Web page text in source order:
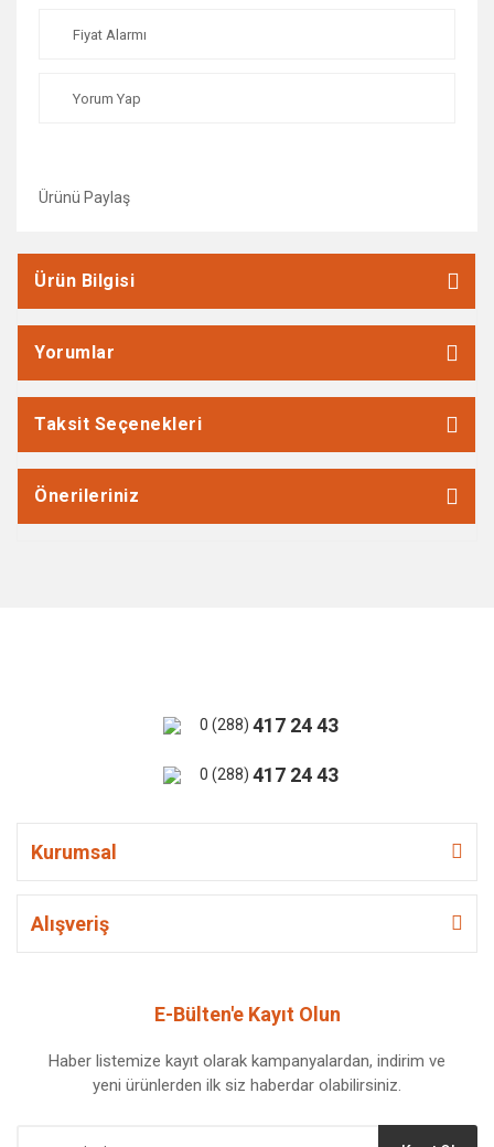
Fiyat Alarmı
Yorum Yap
Ürünü Paylaş
Ürün Bilgisi
Yorumlar
Taksit Seçenekleri
Önerileriniz
0 (288) 417 24 43
0 (288) 417 24 43
Kurumsal
Alışveriş
E-Bülten'e Kayıt Olun
Haber listemize kayıt olarak kampanyalardan, indirim ve
yeni ürünlerden ilk siz haberdar olabilirsiniz.